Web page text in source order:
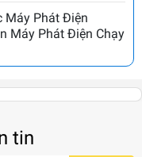
Máy Phát Điện
Máy Phát Điện Chạy
tin